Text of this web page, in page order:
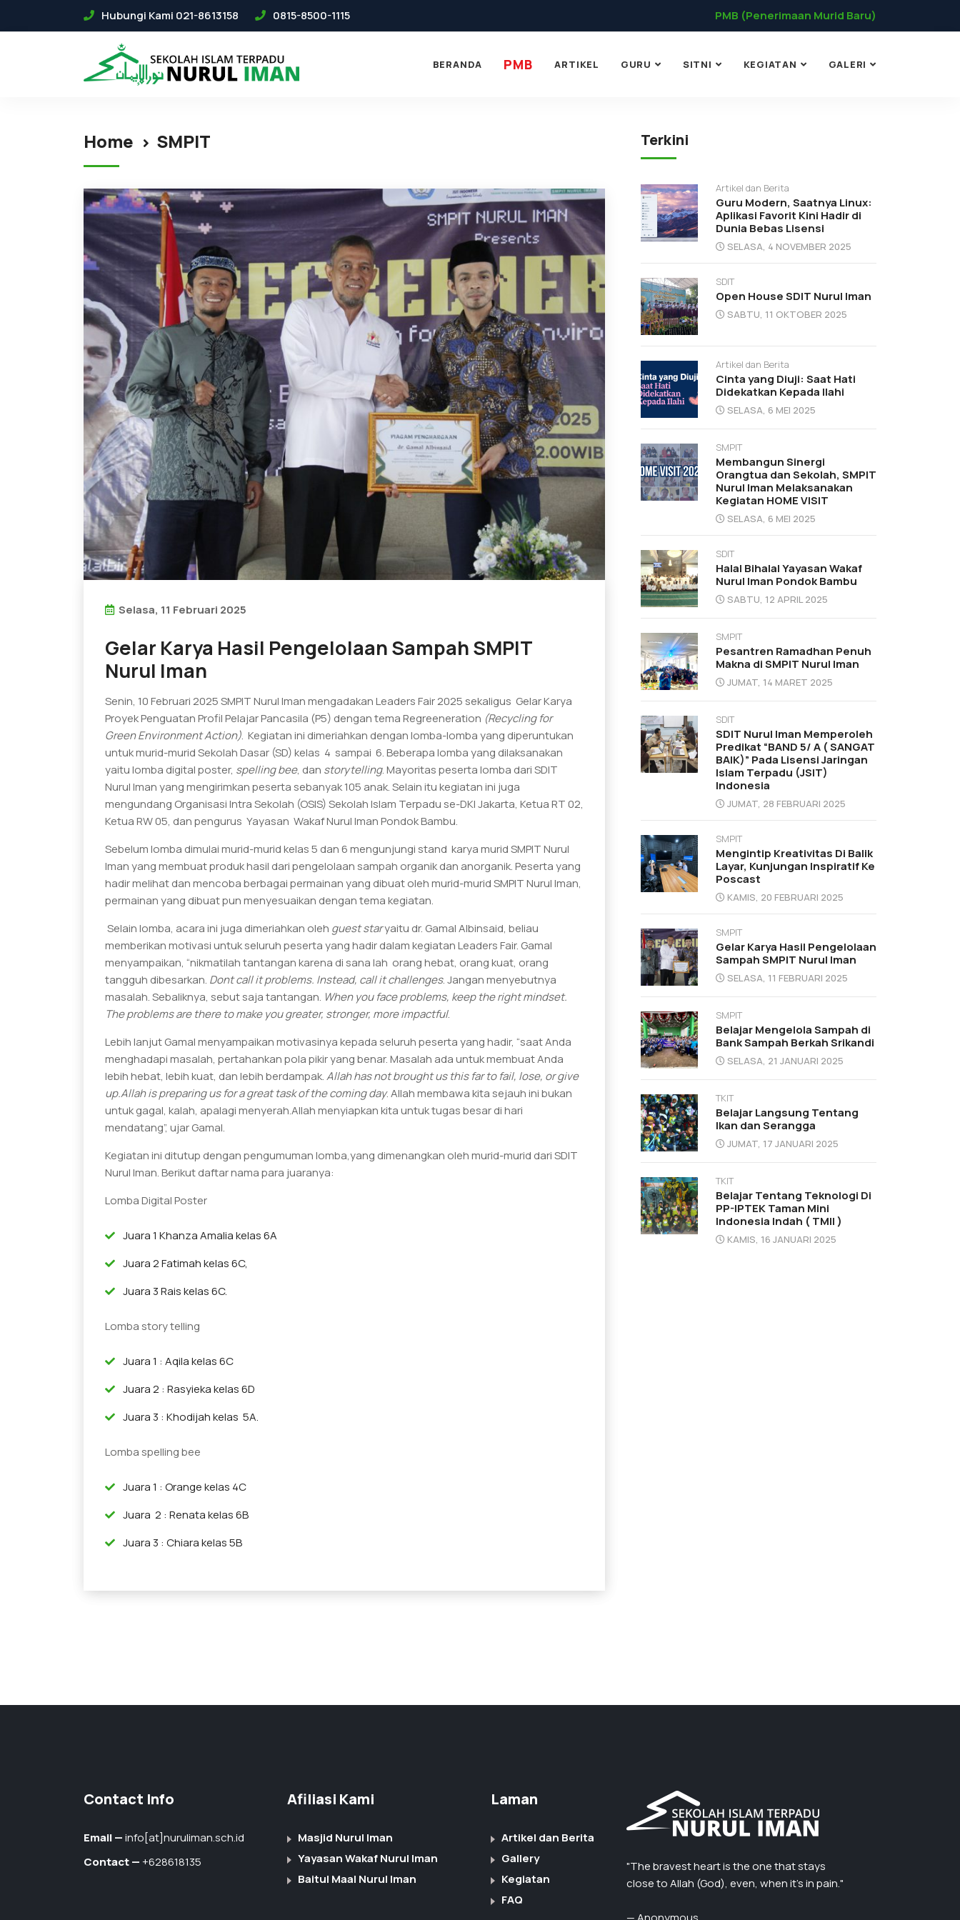
Hubungi Kami 021-8613158 0815-8500-1115 PMB (Penerimaan Murid Baru)
BERANDA PMB ARTIKEL GURU SITNI KEGIATAN GALERI
Home SMPIT
Selasa, 11 Februari 2025
Gelar Karya Hasil Pengelolaan Sampah SMPIT
Nurul Iman
Senin, 10 Februari 2025 SMPIT Nurul Iman mengadakan Leaders Fair 2025 sekaligus Gelar Karya
Proyek Penguatan Profil Pelajar Pancasila (P5) dengan tema Regreeneration (Recycling for
Green Environment Action). Kegiatan ini dimeriahkan dengan lomba-lomba yang diperuntukan
untuk murid-murid Sekolah Dasar (SD) kelas 4 sampai 6. Beberapa lomba yang dilaksanakan
yaitu lomba digital poster, spelling bee, dan storytelling. Mayoritas peserta lomba dari SDIT
Nurul Iman yang mengirimkan peserta sebanyak 105 anak. Selain itu kegiatan ini juga
mengundang Organisasi Intra Sekolah (OSIS) Sekolah Islam Terpadu se-DKI Jakarta, Ketua RT 02,
Ketua RW 05, dan pengurus Yayasan Wakaf Nurul Iman Pondok Bambu.
Sebelum lomba dimulai murid-murid kelas 5 dan 6 mengunjungi stand karya murid SMPIT Nurul
Iman yang membuat produk hasil dari pengelolaan sampah organik dan anorganik. Peserta yang
hadir melihat dan mencoba berbagai permainan yang dibuat oleh murid-murid SMPIT Nurul Iman,
permainan yang dibuat pun menyesuaikan dengan tema kegiatan.
Selain lomba, acara ini juga dimeriahkan oleh guest staryaitu dr. Gamal Albinsaid, beliau
memberikan motivasi untuk seluruh peserta yang hadir dalam kegiatan Leaders Fair. Gamal
menyampaikan, “nikmatilah tantangan karena di sana lah orang hebat, orang kuat, orang
tangguh dibesarkan. Dont call it problems. Instead, call it challenges. Jangan menyebutnya
masalah. Sebaliknya, sebut saja tantangan. When you face problems, keep the right mindset.
The problems are there to make you greater, stronger, more impactful.
Lebih lanjut Gamal menyampaikan motivasinya kepada seluruh peserta yang hadir, “saat Anda
menghadapi masalah, pertahankan pola pikir yang benar. Masalah ada untuk membuat Anda
lebih hebat, lebih kuat, dan lebih berdampak.Allah has not brought us this far to fail, lose, or give
up.Allah is preparing us for a great task of the coming day. Allah membawa kita sejauh ini bukan
untuk gagal, kalah, apalagi menyerah.Allah menyiapkan kita untuk tugas besar di hari
mendatang”, ujar Gamal.
Kegiatan ini ditutup dengan pengumuman lomba,yang dimenangkan oleh murid-murid dari SDIT
Nurul Iman. Berikut daftar nama para juaranya:
Lomba Digital Poster
Juara 1 Khanza Amalia kelas 6A
Juara 2 Fatimah kelas 6C,
Juara 3 Rais kelas 6C.
Lomba story telling
Juara 1 : Aqila kelas 6C
Juara 2 : Rasyieka kelas 6D
Juara 3 : Khodijah kelas 5A.
Lomba spelling bee
Juara 1 : Orange kelas 4C
Juara 2 : Renata kelas 6B
Juara 3 : Chiara kelas 5B
Terkini
Artikel dan Berita
Guru Modern, Saatnya Linux:
Aplikasi Favorit Kini Hadir di
Dunia Bebas Lisensi
SELASA, 4 NOVEMBER 2025
SDIT
Open House SDIT Nurul Iman
SABTU, 11 OKTOBER 2025
Artikel dan Berita
Cinta yang Diuji: Saat Hati
Didekatkan Kepada Ilahi
SELASA, 6 MEI 2025
SMPIT
Membangun Sinergi
Orangtua dan Sekolah, SMPIT
Nurul Iman Melaksanakan
Kegiatan HOME VISIT
SELASA, 6 MEI 2025
SDIT
Halal Bihalal Yayasan Wakaf
Nurul Iman Pondok Bambu
SABTU, 12 APRIL 2025
SMPIT
Pesantren Ramadhan Penuh
Makna di SMPIT Nurul Iman
JUMAT, 14 MARET 2025
SDIT
SDIT Nurul Iman Memperoleh
Predikat “BAND 5/ A ( SANGAT
BAIK)” Pada Lisensi Jaringan
Islam Terpadu (JSIT)
Indonesia
JUMAT, 28 FEBRUARI 2025
SMPIT
Mengintip Kreativitas Di Balik
Layar, Kunjungan Inspiratif Ke
Poscast
KAMIS, 20 FEBRUARI 2025
SMPIT
Gelar Karya Hasil Pengelolaan
Sampah SMPIT Nurul Iman
SELASA, 11 FEBRUARI 2025
SMPIT
Belajar Mengelola Sampah di
Bank Sampah Berkah Srikandi
SELASA, 21 JANUARI 2025
TKIT
Belajar Langsung Tentang
Ikan dan Serangga
JUMAT, 17 JANUARI 2025
TKIT
Belajar Tentang Teknologi Di
PP-IPTEK Taman Mini
Indonesia Indah ( TMII )
KAMIS, 16 JANUARI 2025
Contact Info
Email —info[at]nuruliman.sch.id
Contact —+628618135
Afiliasi Kami
Masjid Nurul Iman
Yayasan Wakaf Nurul Iman
Baitul Maal Nurul Iman
Laman
Artikel dan Berita
Gallery
Kegiatan
FAQ
"The bravest heart is the one that stays
close to Allah (God), even, when it’s in pain."